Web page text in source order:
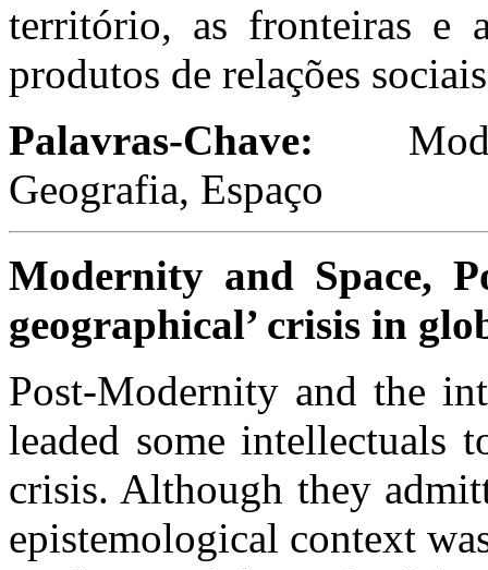
território, as fronteiras e
produtos de relações
Palavras-Chave:
Geografia, Espaço
Modernity and Space,
geographical’ crisis in
Post-Modernity and the
leaded some intellectuals
crisis. Although they
epistemological context